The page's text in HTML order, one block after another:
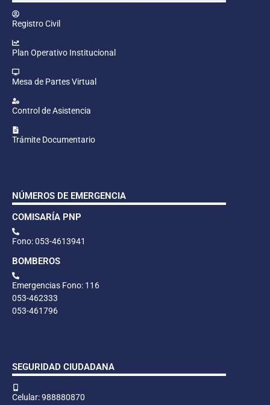
Registro Civil
Plan Operativo Institucional
Mesa de Partes Virtual
Control de Asistencia
Trámite Documentario
NÚMEROS DE EMERGENCIA
COMISARÍA PNP
Fono: 053-4613941
BOMBEROS
Emergencias Fono: 116
053-462333
053-461796
SEGURIDAD CIUDADANA
Celular: 988880870